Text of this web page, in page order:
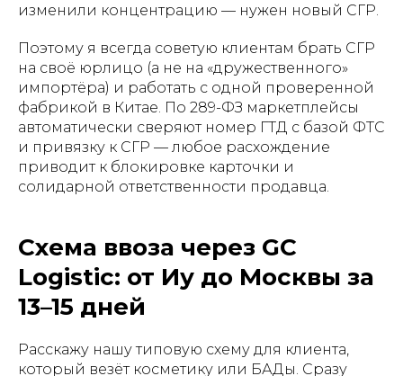
изменили концентрацию — нужен новый СГР.
Поэтому я всегда советую клиентам брать СГР
на своё юрлицо (а не на «дружественного»
импортёра) и работать с одной проверенной
фабрикой в Китае. По 289-ФЗ маркетплейсы
автоматически сверяют номер ГТД с базой ФТС
и привязку к СГР — любое расхождение
приводит к блокировке карточки и
солидарной ответственности продавца.
Схема ввоза через GC
Logistic: от Иу до Москвы за
13–15 дней
Расскажу нашу типовую схему для клиента,
который везёт косметику или БАДы. Сразу